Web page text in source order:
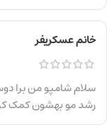
خانم عسکریفر
سلام شامپو من برا
رشد مو بهشون کمک